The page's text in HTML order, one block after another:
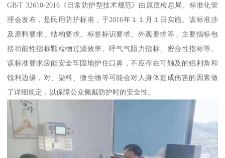
GB/T 32610-2016《日常防护型技术规范》由原质检总局、标准化管
理会发布，是民用防护标准，于2016年１１月１日实施。该标准涉
及原料要求、结构要求、标签标识要求、外观要求等，主要指标包
括功能性指标颗粒物过滤效率、呼气气阻力指标、密合性指标等。
该标准要求应能安全牢固地护住口鼻，不应存在可触及的锐利角和
锐利边缘，对、染料、微生物等可能会对人身体造成伤害的因素做
了详细规定，以保障公众佩戴防护时的安全性。